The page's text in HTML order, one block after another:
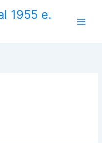
1955 e.